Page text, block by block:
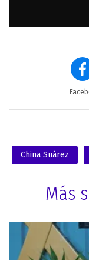
China Suárez
Más